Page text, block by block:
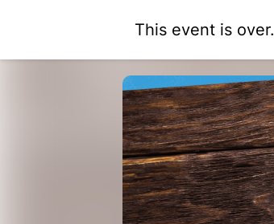
This event is over.